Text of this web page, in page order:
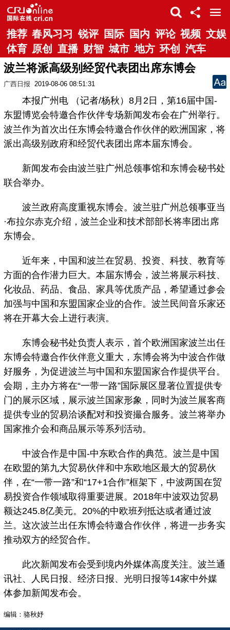
推荐 春风习习 锐评 国际 国内 评论 视频 文娱
体育 原创 直播 财智 城市 地方 环创 汽车
波兰将派高级别经贸代表团出席东博会
广西日报 2019-08-06 08:51:31
本报广州电 （记者/杨秋）8月2日，第16届中国-
东盟博览会特邀合作伙伴专场新闻发布会在广州举行。
波兰作为首次出任东博会特邀合作伙伴的欧洲国家，将
派出高级别政府和经贸代表团出席本届东博会。
新闻发布会由波兰驻广州总领事馆和东博会秘书处
联合举办。
波兰政府高度重视东博会。波兰驻广州总领事亚当
·布拉尔赤克介绍，波兰企业和技术部部长将率团出席
东博会。
近年来，中国和波兰在贸易、投资、科技、教育等
方面的合作潜力巨大。本届东博会，波兰将展示科技、
化妆品、药品、食品、家具等优质产品，希望通过参会
加强与中国和东盟国家企业的合作。波兰民间音乐家还
将在开幕大会上进行表演。
东博会秘书处负责人表示，首个欧洲国家波兰出任
东博会特邀合作伙伴意义重大，东博会将为中波合作做
好服务，为促进波兰与中国和东盟国家合作提供平台。
会期，主办方将在“一带一路”国际展区显著位置提供专
门的展示区域，展示波兰国家形象，同时为波兰展客商
提供专业的贸易洽谈配对和投资撮合服务。波兰将举办
国家推介会和商品展示等系列活动。
中波合作是中国-中东欧合作的典范。波兰是中国
在欧盟的第九大贸易伙伴和中东欧地区最大的贸易伙
伴，在“一带一路”和“17+1合作”框架下，中波两国在贸
易投资合作领域取得重要进展。2018年中波双边贸易
额达245.8亿美元。20%的中欧班列抵达或者通过波
兰。这次波兰出任东博会特邀合作伙伴，将进一步务实
推动双方的经贸合作。
此次新闻发布会受到境内外媒体高度关注。波兰通
讯社、人民日报、经济日报、光明日报等14家中外媒
体参加新闻发布会。
编辑：骆秋妤